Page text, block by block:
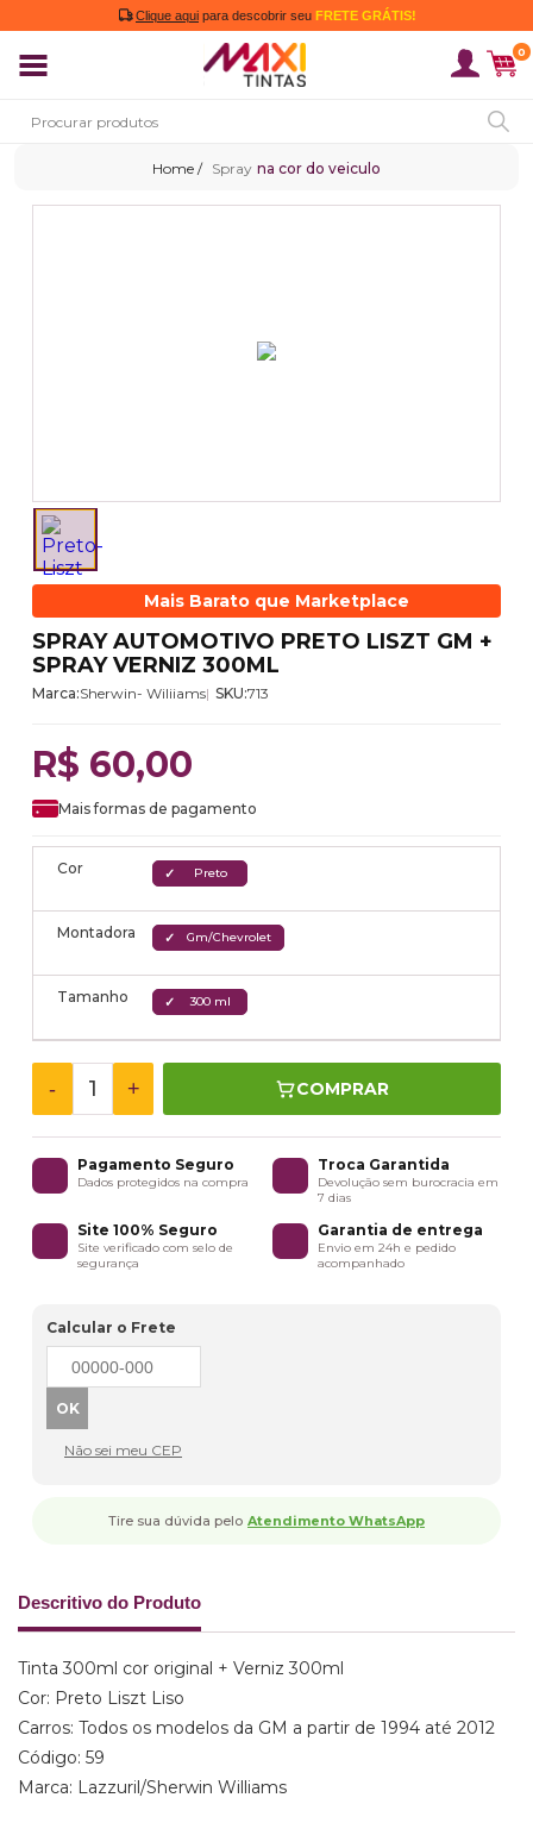
Clique aqui para descobrir seu FRETE GRÁTIS!
0
Spray na cor do veiculo
Mais Barato que Marketplace
SPRAY AUTOMOTIVO PRETO LISZT GM +
SPRAY VERNIZ 300ML
Marca:Sherwin- Wiliiams SKU:713
R$ 60,00
Mais formas de pagamento
Cor Preto
Montadora Gm/Chevrolet
Tamanho 300 ml
- + COMPRAR
Pagamento Seguro
Dados protegidos na compra
Troca Garantida
Devolução sem burocracia em
7 dias
Site 100% Seguro
Site verificado com selo de
segurança
Garantia de entrega
Envio em 24h e pedido
acompanhado
Calcular o Frete
Não sei meu CEP
Tire sua dúvida pelo Atendimento WhatsApp
Descritivo do Produto
Tinta 300ml cor original + Verniz 300ml
Cor: Preto Liszt Liso
Carros: Todos os modelos da GM a partir de 1994 até 2012
Código: 59
Marca: Lazzuril/Sherwin Williams